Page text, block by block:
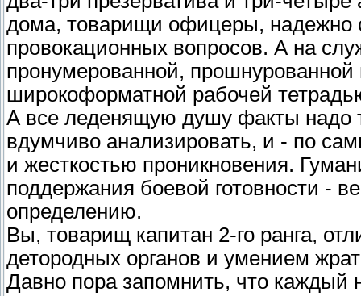
дома, товарищи офицеры, надежно
провокационных вопросов. А на
пронумерованной,
широкоформатной рабочей
А все леденящую душу факты надо
вдумчиво анализировать, и - по
и жесткостью проникновения.
поддержания боевой готовности -
определению.
Вы, товарищ капитан 2-го ранга,
детородных органов и умением
Давно пора запомнить, что каждый